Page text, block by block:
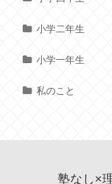
小学二年生
小学一年生
私のこと
塾なし×